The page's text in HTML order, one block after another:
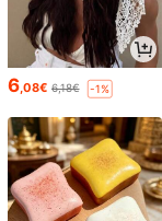
6,08€ 6,18€ -1%